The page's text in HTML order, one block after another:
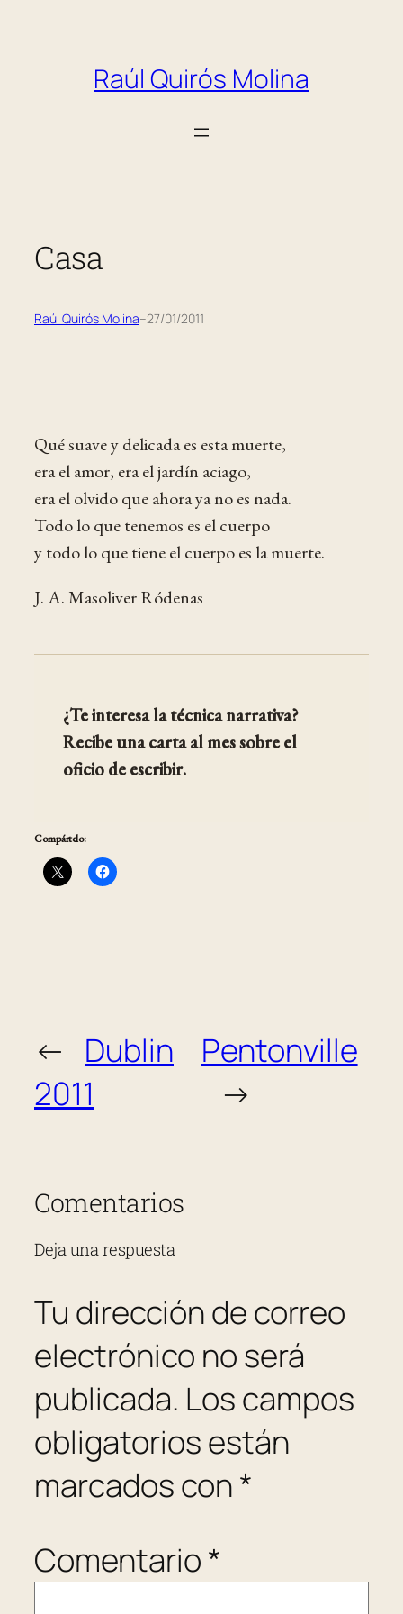
Raúl Quirós Molina
Casa
Raúl Quirós Molina–27/01/2011
Qué suave y delicada es esta muerte,
era el amor, era el jardín aciago,
era el olvido que ahora ya no es nada.
Todo lo que tenemos es el cuerpo
y todo lo que tiene el cuerpo es la muerte.
J. A. Masoliver Ródenas
¿Te interesa la técnica narrativa?
Recibe una carta al mes sobre el
oficio de escribir.
Compártelo:
← Dublin
2011
Pentonville
→
Comentarios
Deja una respuesta
Tu dirección de correo
electrónico no será
publicada. Los campos
obligatorios están
marcados con*
Comentario*